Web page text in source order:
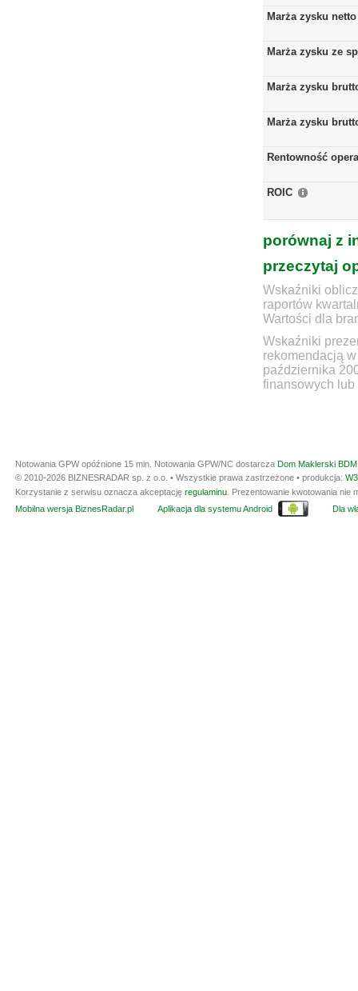
Marża zysku netto
Marża zysku ze
Marża zysku
Marża zysku
Rentowność
ROIC
porównaj z
przeczytaj
Wskaźniki
raportów
Wartości dla
Wskaźniki
rekomendacją
października
finansowych lub
Notowania GPW opóźnione 15 min. Notowania GPW/NC dostarcza Dom Maklerski
© 2010-2026 BIZNESRADAR sp. z o.o. • Wszystkie prawa zastrzeżone • produkcja:
Korzystanie z serwisu oznacza akceptację regulaminu . Prezentowanie kwotowania
Mobilna wersja BiznesRadar.pl
Aplikacja dla systemu Android Dla